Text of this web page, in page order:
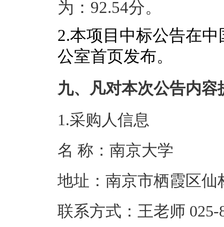
为 ： 92.54分。
2.本项目中标公告在
公室首页发布。
九、凡对本次公告内
1.采购人信息
名 称：南京
地址：南京市
联系方式：王老